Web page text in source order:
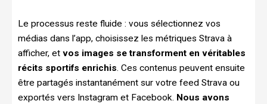
Le processus reste fluide : vous sélectionnez vos
médias dans l’app, choisissez les métriques Strava à
afficher, et vos images se transforment en véritables
récits sportifs enrichis . Ces contenus peuvent ensuite
être partagés instantanément sur votre feed Strava ou
exportés vers Instagram et Facebook. Nous avons